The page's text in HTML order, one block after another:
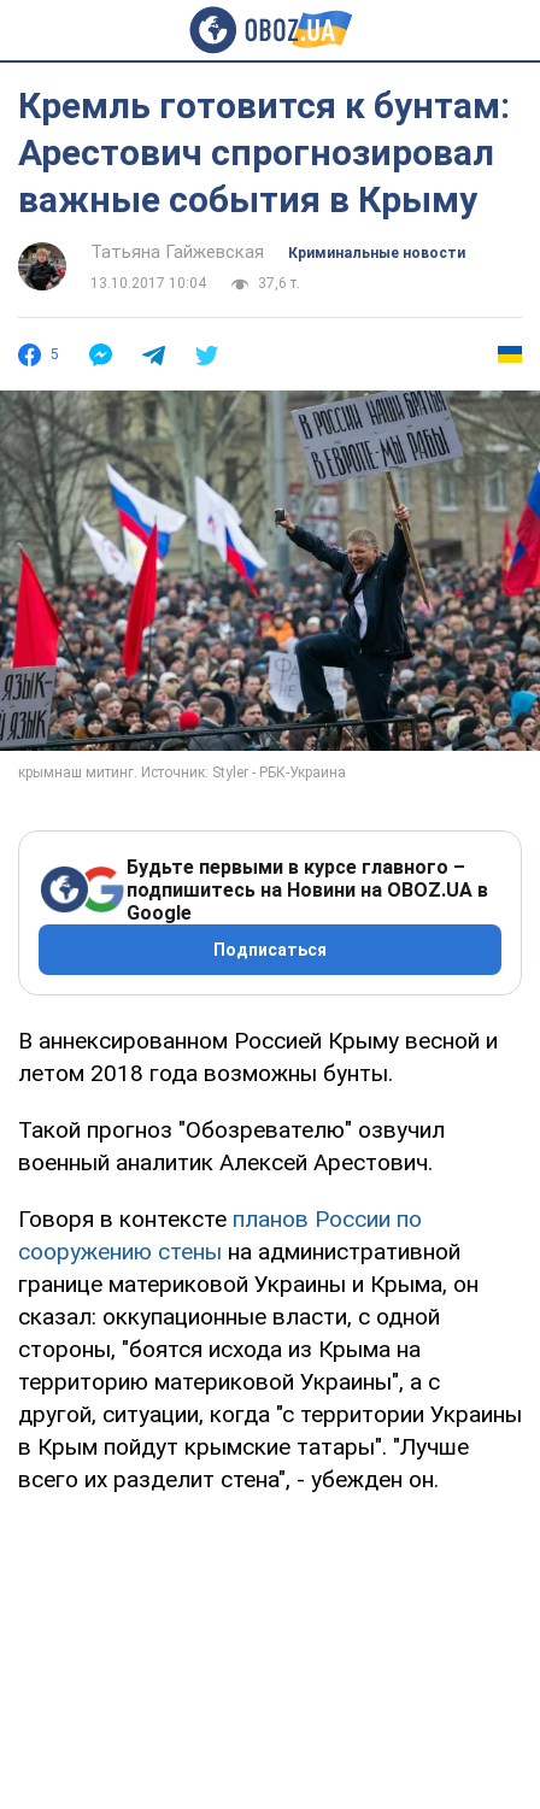
Кремль готовится к бунтам:
Арестович спрогнозировал
важные события в Крыму
Татьяна Гайжевская
Криминальные новости
13.10.2017 10:04
37,6 т.
5
Будьте первыми в курсе главного –
подпишитесь на Новини на OBOZ.UA в
Google
Подписаться
В аннексированном Россией Крыму весной и
летом 2018 года возможны бунты.
Такой прогноз "Обозревателю" озвучил
военный аналитик Алексей Арестович.
Говоря в контексте планов России по
сооружению стены на административной
границе материковой Украины и Крыма, он
сказал: оккупационные власти, с одной
стороны, "боятся исхода из Крыма на
территорию материковой Украины", а с
другой, ситуации, когда "с территории Украины
в Крым пойдут крымские татары". "Лучше
всего их разделит стена", - убежден он.